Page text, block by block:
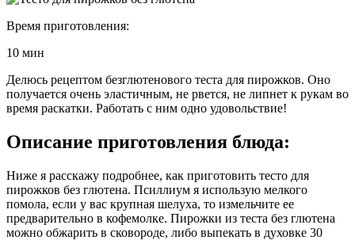
Время приготовления:
10 мин
Делюсь рецептом безглютенового теста для пирожков. Оно
получается очень эластичным, не рвется, не липнет к рукам во
время раскатки. Работать с ним одно удовольствие!
Описание приготовления блюда:
Ниже я расскажу подробнее, как приготовить тесто для
пирожков без глютена. Псиллиум я использую мелкого
помола, если у вас крупная шелуха, то измельчите ее
предварительно в кофемолке. Пирожки из теста без глютена
можно обжарить в сковороде, либо выпекать в духовке 30